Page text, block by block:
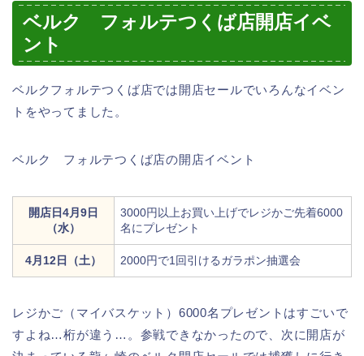
ベルク フォルテつくば店開店イベ
ント
ベルクフォルテつくば店では開店セールでいろんなイベン
トをやってました。
ベルク フォルテつくば店の開店イベント
開店日4月9日
（水）
3000円以上お買い上げでレジかご先着6000
名にプレゼント
4月12日（土） 2000円で1回引けるガラポン抽選会
レジかご（マイバスケット）6000名プレゼントはすごいで
すよね…桁が違う…。参戦できなかったので、次に開店が